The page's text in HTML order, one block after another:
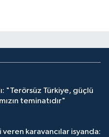
"Terörsüz Türkiye, güçlü
teminatıdır"
veren karavancılar isyanda: